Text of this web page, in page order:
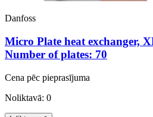
Danfoss
Micro Plate heat exchanger,
Number of plates: 70
Cena pēc pieprasījuma
Noliktavā: 0